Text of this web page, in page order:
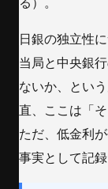
る）。
日銀の独立性
当局と中央銀
ないか、とい
直、ここは「
ただ、低金利
事実として記録